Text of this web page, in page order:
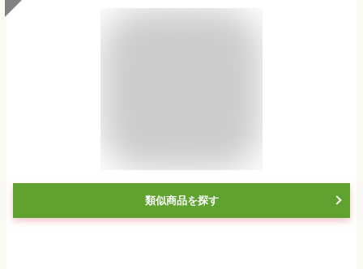
類似商品を探す